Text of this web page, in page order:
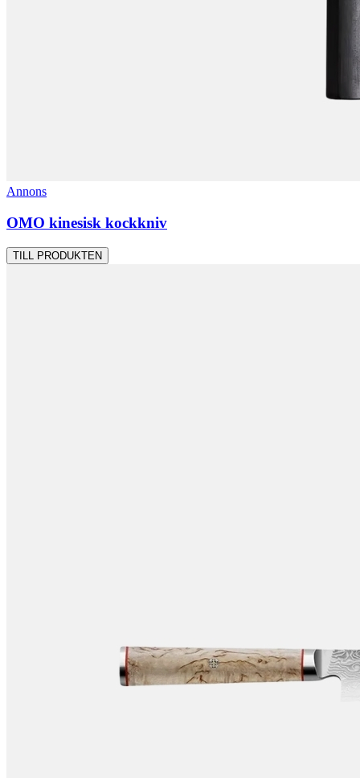
Annons
OMO kinesisk kockkniv
TILL PRODUKTEN